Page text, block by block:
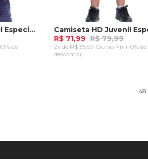
Camiseta HD Juvenil Especial Estampada Island Preta
de
R$ 71,99 R$ 79,99
2x de R$ 35,99 Ou no Pix (10% de
desconto)
48